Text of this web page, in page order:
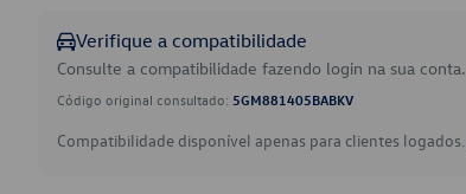
Verifique a compatibilidade
Consulte a compatibilidade fazendo login na sua conta.
Código original consultado: 5GM881405BABKV
Compatibilidade disponível apenas para clientes logados.